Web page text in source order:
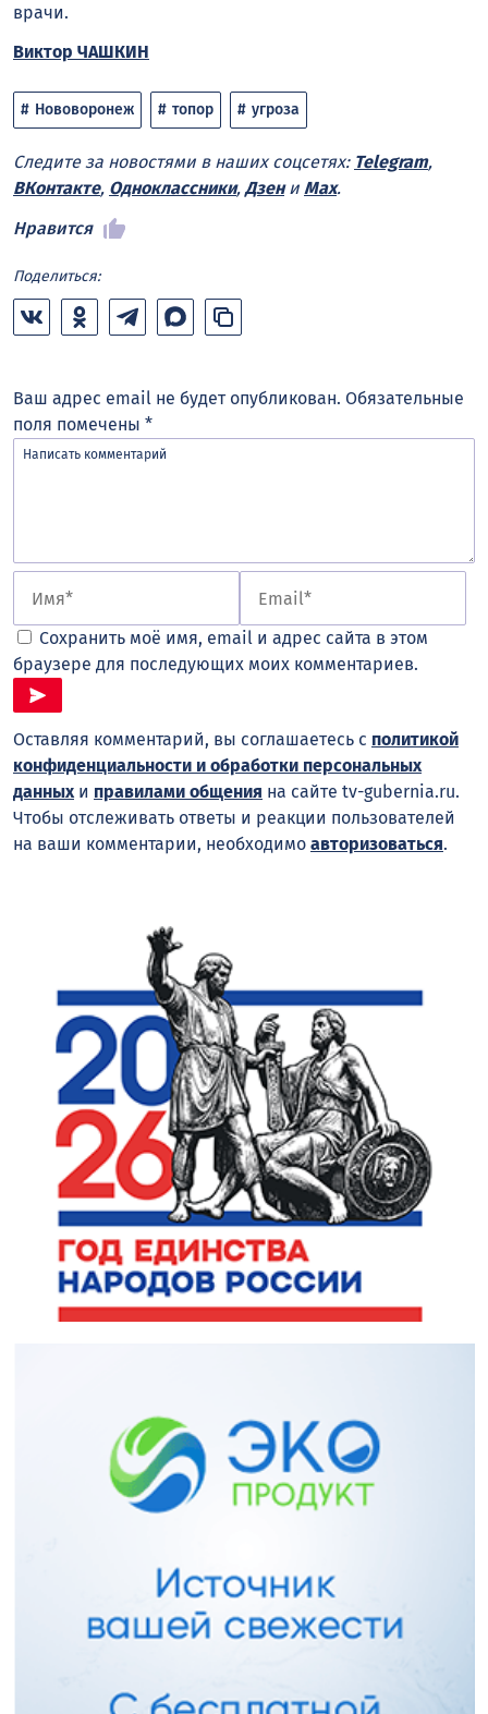
врачи.
Виктор ЧАШКИН
Нововоронеж топор угроза
Следите за новостями в наших соцсетях: Telegram,
ВКонтакте, Одноклассники, Дзени Max.
Нравится
Поделиться:
Ваш адрес email не будет опубликован. Обязательные
поля помечены *
Сохранить моё имя, email и адрес сайта в этом
браузере для последующих моих комментариев.
Оставляя комментарий, вы соглашаетесь с политикой
конфиденциальности и обработки персональных
данныхи правилами общения на сайте tv-gubernia.ru.
Чтобы отслеживать ответы и реакции пользователей
на ваши комментарии, необходимо авторизоваться.